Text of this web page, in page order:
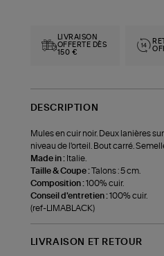
LIVRAISON
OFFERTE DÈS
150 €
DESCRIPTION
Mules en cuir noir. Deux lanières
niveau de l'orteil. Bout carré.
Made in : Italie.
Taille & Coupe :Talons : 5 cm.
Composition :100% cuir.
Conseil d'entretien :100% cuir.
(ref-LIMABLACK)
LIVRAISON ET RETOUR